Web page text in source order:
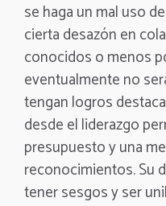
se haga un mal uso
cierta desazón en
conocidos o menos
eventualmente no
tengan logros
desde el liderazgo
presupuesto y una
reconocimientos. Su
tener sesgos y ser